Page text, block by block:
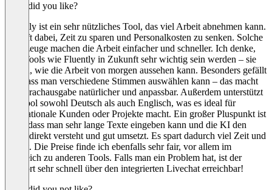
What did you like?
Fluently ist ein sehr nützliches Tool, das viel Arbeit abnehmen kann.
Es hilft dabei, Zeit zu sparen und Personalkosten zu senken. Solche
Werkzeuge machen die Arbeit einfacher und schneller. Ich denke,
dass Tools wie Fluently in Zukunft sehr wichtig sein werden – sie
zeigen, wie die Arbeit von morgen aussehen kann. Besonders gefällt
mir, dass man verschiedene Stimmen auswählen kann – das macht
die Sprachausgabe natürlicher und anpassbar. Außerdem unterstützt
das Tool sowohl Deutsch als auch Englisch, was es ideal für
internationale Kunden oder Projekte macht. Ein großer Pluspunkt ist
auch, dass man sehr lange Texte eingeben kann und die KI den
Inhalt direkt versteht und gut umsetzt. Es spart dadurch viel Zeit und
Arbeit. Die Preise finde ich ebenfalls sehr fair, vor allem im
Vergleich zu anderen Tools. Falls man ein Problem hat, ist der
Support sehr schnell über den integrierten Livechat erreichbar!